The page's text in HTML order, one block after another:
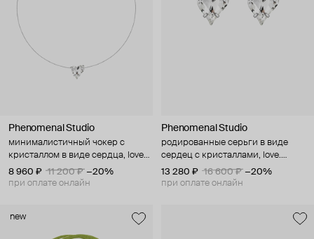
Phenomenal Studio
минималистичный чокер с
кристаллом в виде сердца, love
mini crystal
8 960 ₽ 11 200 ₽ −20%
при оплате онлайн
Phenomenal Studio
родированные серьги в виде
сердец с кристаллами, love.
crystal earrings
13 280 ₽ 16 600 ₽ −20%
при оплате онлайн
new